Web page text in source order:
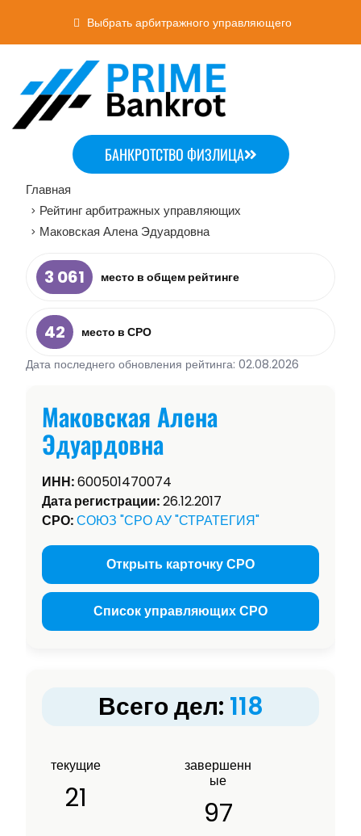
Выбрать арбитражного управляющего
БАНКРОТСТВО ФИЗЛИЦА
Главная
> Рейтинг арбитражных управляющих
> Маковская Алена Эдуардовна
3 061 место в общем рейтинге
42
место в СРО
Дата последнего обновления рейтинга: 02.08.2026
Маковская Алена
Эдуардовна
ИНН:600501470074
Дата регистрации:26.12.2017
СРО:СОЮЗ "СРО АУ "СТРАТЕГИЯ"
Открыть карточку СРО
Список управляющих СРО
Всего дел: 118
текущие
21
завершенн
ые
97